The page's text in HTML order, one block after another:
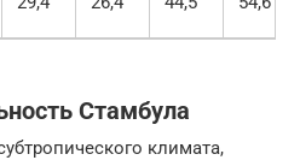
Стамбула
климата,